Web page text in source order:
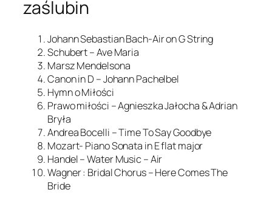
zaślubin
Johann Sebastian Bach-Air on G String
Schubert – Ave Maria
Marsz Mendelsona
Canon in D – Johann Pachelbel
Hymn o Miłości
Prawo miłości – Agnieszka Jałocha & Adrian
Bryła
Andrea Bocelli – Time To Say Goodbye
Mozart- Piano Sonata in E flat major
Handel – Water Music – Air
Wagner : Bridal Chorus – Here Comes The
Bride